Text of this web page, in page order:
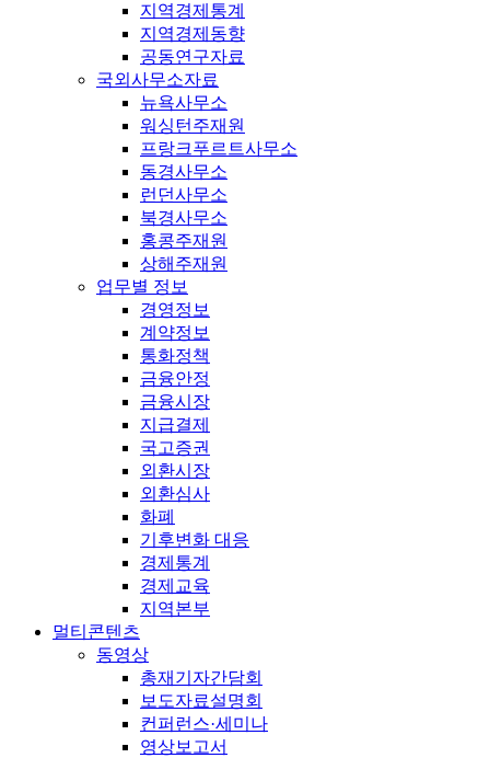
지역경제통계
지역경제동향
공동연구자료
국외사무소자료
뉴욕사무소
워싱턴주재원
프랑크푸르트사무소
동경사무소
런던사무소
북경사무소
홍콩주재원
상해주재원
업무별 정보
경영정보
계약정보
통화정책
금융안정
금융시장
지급결제
국고증권
외환시장
외환심사
화폐
기후변화 대응
경제통계
경제교육
지역본부
멀티콘텐츠
동영상
총재기자간담회
보도자료설명회
컨퍼런스·세미나
영상보고서